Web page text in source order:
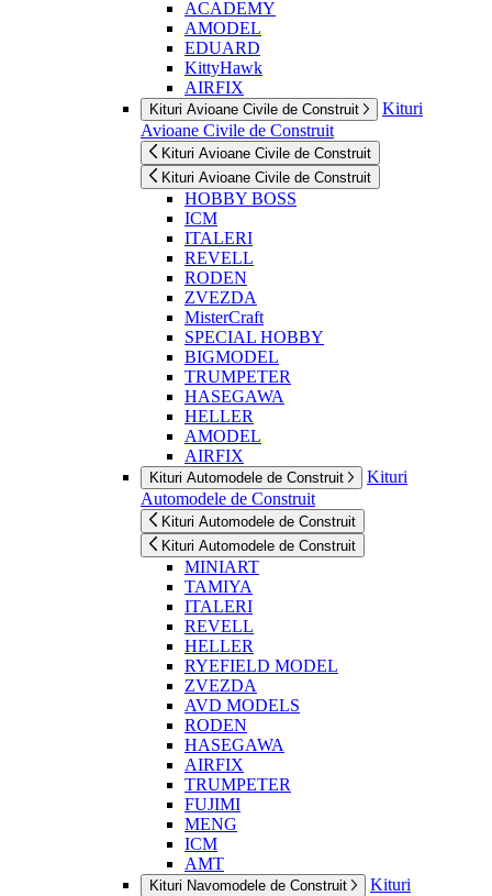
ACADEMY
AMODEL
EDUARD
KittyHawk
AIRFIX
Kituri Avioane Civile de Construit
Kituri
Avioane Civile de Construit
Kituri Avioane Civile de Construit
Kituri Avioane Civile de Construit
HOBBY BOSS
ICM
ITALERI
REVELL
RODEN
ZVEZDA
MisterCraft
SPECIAL HOBBY
BIGMODEL
TRUMPETER
HASEGAWA
HELLER
AMODEL
AIRFIX
Kituri Automodele de Construit
Kituri
Automodele de Construit
Kituri Automodele de Construit
Kituri Automodele de Construit
MINIART
TAMIYA
ITALERI
REVELL
HELLER
RYEFIELD MODEL
ZVEZDA
AVD MODELS
RODEN
HASEGAWA
AIRFIX
TRUMPETER
FUJIMI
MENG
ICM
AMT
Kituri Navomodele de Construit
Kituri